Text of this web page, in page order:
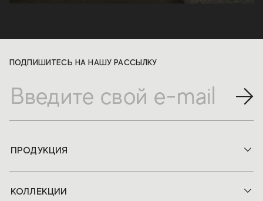
ПОДПИШИТЕСЬ НА НАШУ РАССЫЛКУ
ПРОДУКЦИЯ
КОЛЛЕКЦИИ